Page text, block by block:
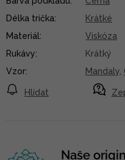
Hlídat
Délka trička:
Krátké
Materiál:
Viskóza
Rukávy:
Krátký
Vzor: Mandaly
Naše